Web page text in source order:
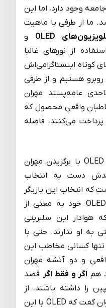
وجود دارد، اما این
ما از طرفی با ماهیت
OLED و
از نورهای غالبا
کوتاه اینستاگرامی‌اش
هستیم و از طرفی
عامه‌پسند مهران
واقعی محصول که
پرداخت می‌کنند، فاصله
نمی‌توان از این نکته گذشت که OLED با برگزیدن مهران
دست به انتخاب
که انتخاب این بازیگر
به عنوان جایزه خرید تلویزیون OLED خود به معنی از
هوادار این سلبریتی
به او ندارند. حتی با
تنها کسانی مخاطب این
و دو آتشه مهران
هم اگر و فقط اگر قصد
را داشته باشند، از
ال‌جی خرید می‌کنند. در واقع می‌توان گفت که OLED با این